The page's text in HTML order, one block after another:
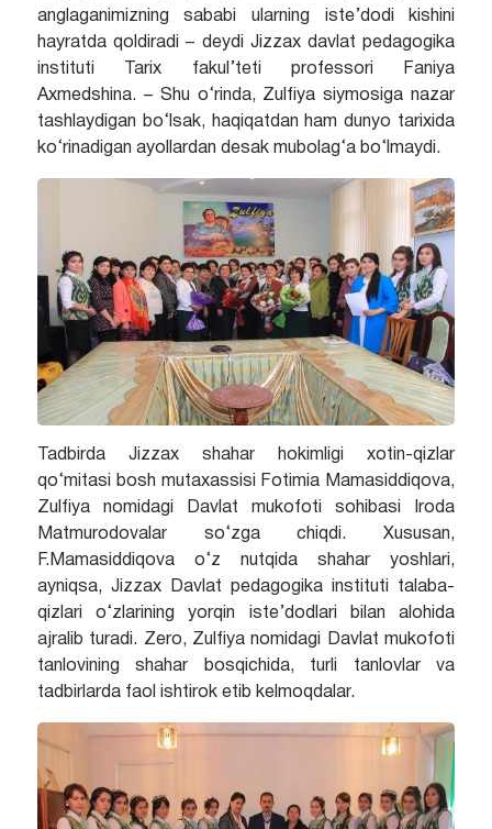
anglaganimizning sababi ularning iste’dodi kishini
hayratda qoldiradi – deydi Jizzax davlat pedagogika
instituti Tarix fakul’teti professori Faniya
Axmedshina. – Shu o‘rinda, Zulfiya siymosiga nazar
tashlaydigan bo‘lsak, haqiqatdan ham dunyo tarixida
ko‘rinadigan ayollardan desak mubolag‘a bo‘lmaydi.
Tadbirda Jizzax shahar hokimligi xotin-qizlar
qo‘mitasi bosh mutaxassisi Fotimia Mamasiddiqova,
Zulfiya nomidagi Davlat mukofoti sohibasi Iroda
Matmurodovalar so‘zga chiqdi. Xususan,
F.Mamasiddiqova o‘z nutqida shahar yoshlari,
ayniqsa, Jizzax Davlat pedagogika instituti talaba-
qizlari o‘zlarining yorqin iste’dodlari bilan alohida
ajralib turadi. Zero, Zulfiya nomidagi Davlat mukofoti
tanlovining shahar bosqichida, turli tanlovlar va
tadbirlarda faol ishtirok etib kelmoqdalar.